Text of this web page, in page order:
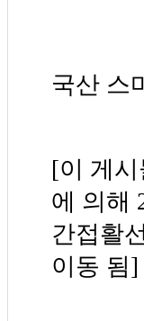
국산 스
[이 게
에 의해
간접활
이동 됨]